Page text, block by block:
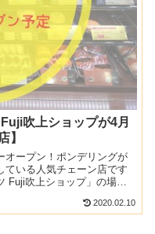
吹上ショップが4月
】
オープン！ポンデリングが
ている人気チェーン店です
Fuji吹上ショップ」の場所
2020.02.10